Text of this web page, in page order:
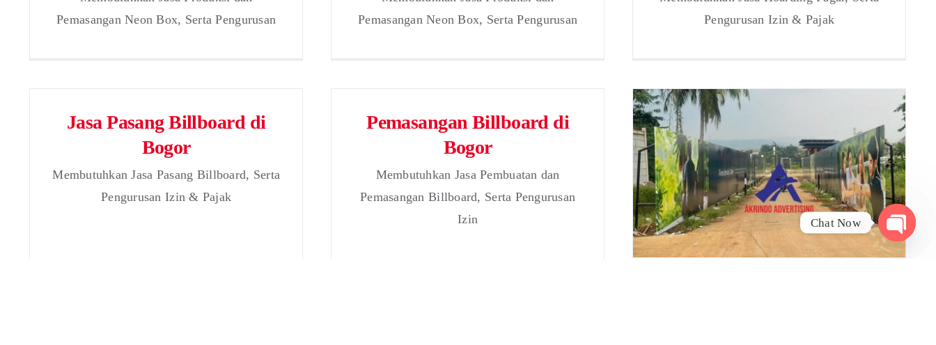
Pemasangan Neon Box, Serta Pengurusan
Pemasangan Neon Box, Serta Pengurusan
Pengurusan Izin & Pajak
Jasa Pasang Billboard di
Bogor
Membutuhkan Jasa Pasang Billboard, Serta
Pengurusan Izin & Pajak
Pemasangan Billboard di
Bogor
Membutuhkan Jasa Pembuatan dan
Pemasangan Billboard, Serta Pengurusan
Izin
Chat Now
chaty